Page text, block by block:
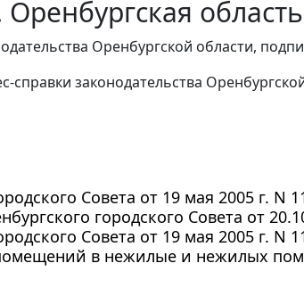
Оренбургской области,
законодательства
Совета от 19 мая 2005 г. N
городского Совета от
Совета от 19 мая 2005 г. N
в нежилые и нежилых